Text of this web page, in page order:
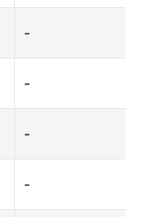
-
-
-
-